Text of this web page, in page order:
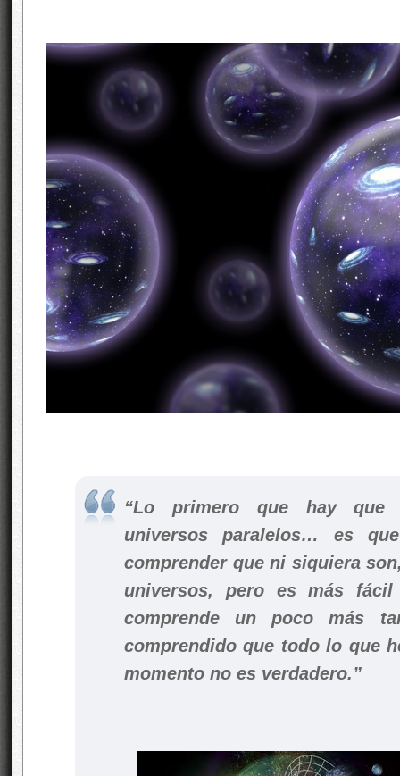
“Lo primero que hay que
universos paralelos… es
comprender que ni siquiera
universos, pero es más
comprende un poco más
comprendido que todo lo que
momento no es verdadero.”